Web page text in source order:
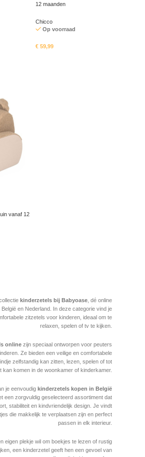
12 maanden
Chicco
Op voorraad
€ 59,99
vanaf 12
kinderzetels bij Babyoase, dé online
en Nederland. In deze categorie vind je
zitzetels voor kinderen, ideaal om te
relaxen, spelen of tv te kijken.
onlinezijn speciaal ontworpen voor peuters
Ze bieden een veilige en comfortabele
zelfstandig kan zitten, lezen, spelen of tot
kan komen in de woonkamer of kinderkamer.
je eenvoudig kinderzetels kopen in België
een zorgvuldig geselecteerd assortiment dat
stabiliteit en kindvriendelijk design. Je vindt
die makkelijk te verplaatsen zijn en perfect
passen in elk interieur.
eigen plekje wil om boekjes te lezen of rustig
een kinderzetel geeft hen een gevoel van